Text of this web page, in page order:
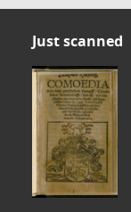
Just scanned